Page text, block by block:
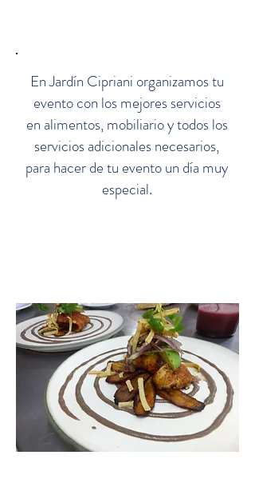
En Jardín Cipriani organizamos tu
evento con los mejores servicios
en alimentos, mobiliario y todos los
servicios adicionales necesarios,
para hacer de tu evento un día muy
especial.